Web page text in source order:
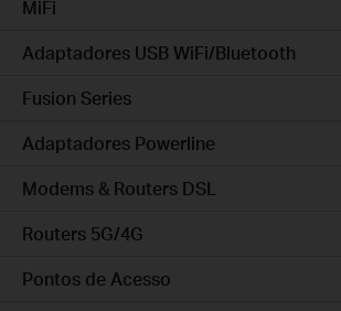
MiFi
Adaptadores USB WiFi/Bluetooth
Fusion Series
Adaptadores Powerline
Modems & Routers DSL
Routers 5G/4G
Pontos de Acesso